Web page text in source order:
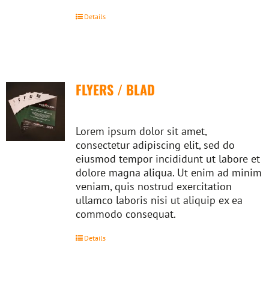
Details
FLYERS / BLAD
Lorem ipsum dolor sit amet,
consectetur adipiscing elit, sed do
eiusmod tempor incididunt ut labore et
dolore magna aliqua. Ut enim ad minim
veniam, quis nostrud exercitation
ullamco laboris nisi ut aliquip ex ea
commodo consequat.
Details